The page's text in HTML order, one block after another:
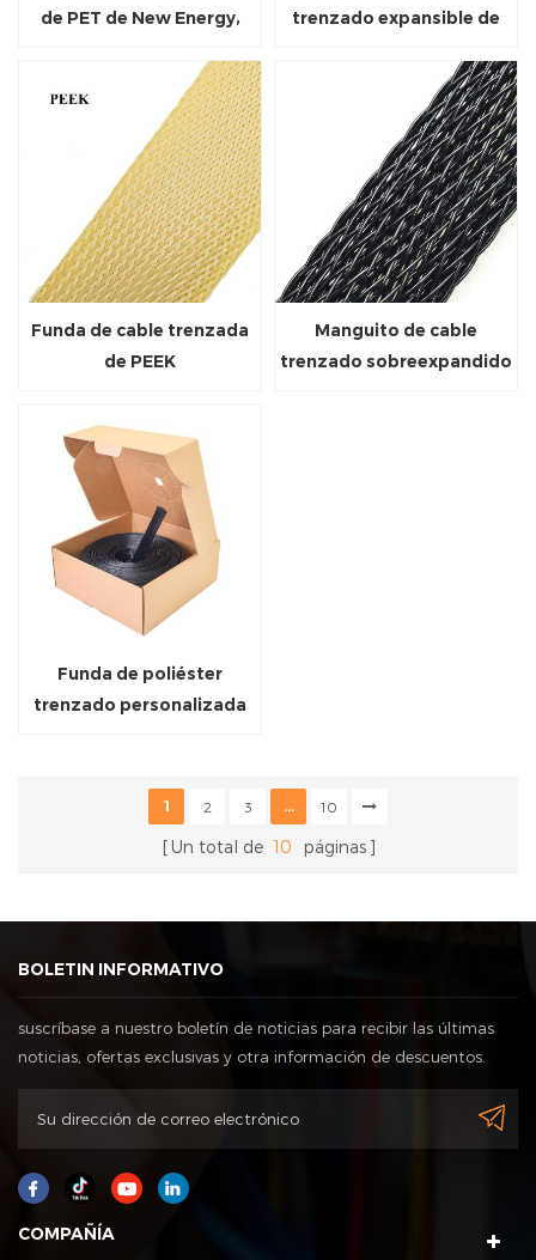
de PET de New Energy,
trenzado expansible de
Funda de cable trenzada
de PEEK
Manguito de cable
trenzado sobreexpandido
Funda de poliéster
trenzado personalizada
1 2 3 ... 10
Un total de 10 páginas
BOLETIN INFORMATIVO
suscríbase a nuestro boletín de noticias para recibir las últimas
noticias, ofertas exclusivas y otra información de descuentos.
COMPAÑÍA